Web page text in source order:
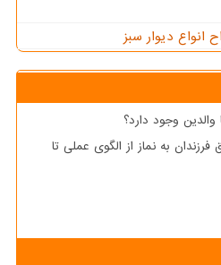
دیوار سبز
وجود دارد؟
به نماز از الگوی عملی تا